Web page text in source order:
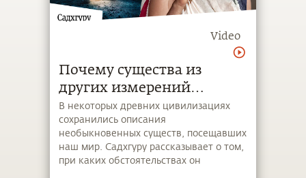
Video
Почему существа из
других измерений
посещают наш мир?
В некоторых древних цивилизациях
сохранились описания
необыкновенных существ, посещавших
наш мир. Садхгуру рассказывает о том,
при каких обстоятельствах он